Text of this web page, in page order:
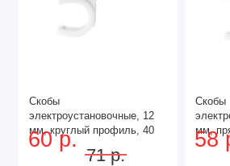
Скобы
электроустановочные, 12
мм, круглый профиль, 40
шт Сибртех
60 р.
71 р.
Скобы
мм,
58